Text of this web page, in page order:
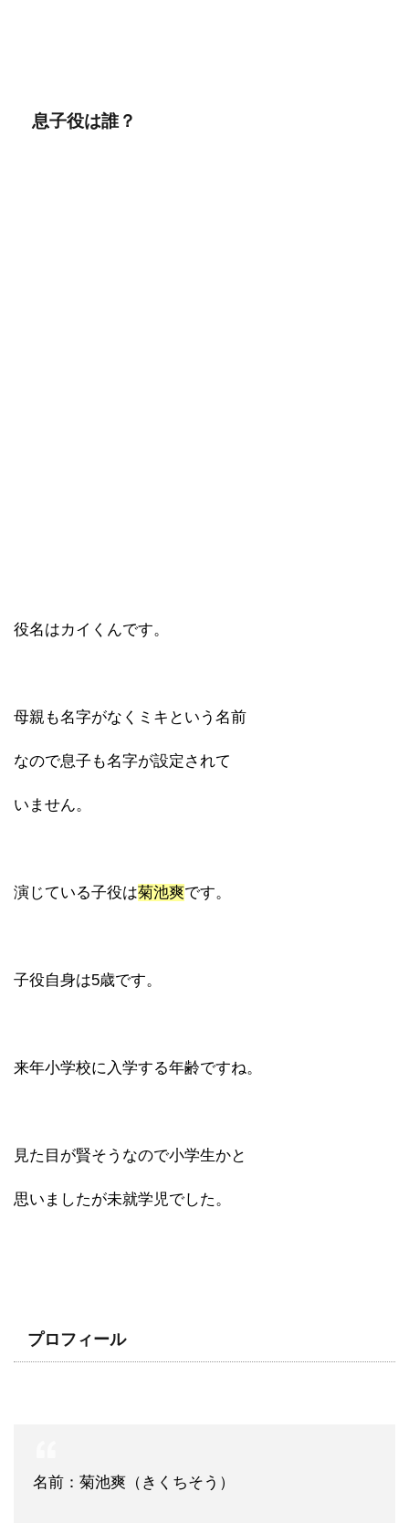
息子役は誰？
役名はカイくんです。
母親も名字がなくミキという名前
なので息子も名字が設定されて
いません。
演じている子役は菊池爽です。
子役自身は5歳です。
来年小学校に入学する年齢ですね。
見た目が賢そうなので小学生かと
思いましたが未就学児でした。
プロフィール
名前：菊池爽（きくちそう）